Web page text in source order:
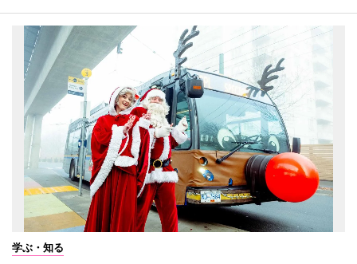
学ぶ・知る